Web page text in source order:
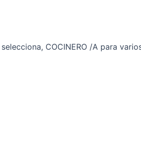
COCINERO /A para